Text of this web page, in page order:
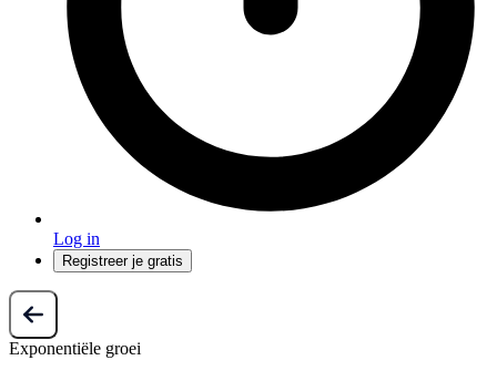
Log in
Registreer je gratis
Exponentiële groei